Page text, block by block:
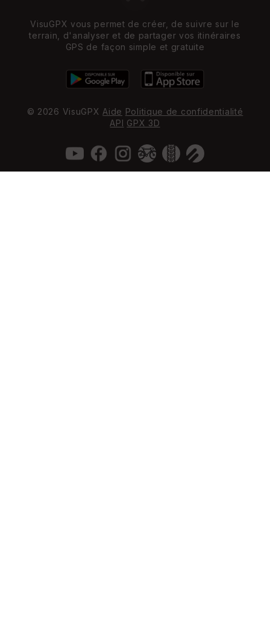
VisuGPX vous permet de créer, de suivre sur le
terrain, d'analyser et de partager vos itinéraires
GPS de façon simple et gratuite
© 2026 VisuGPX Aide Politique de confidentialité
API GPX 3D